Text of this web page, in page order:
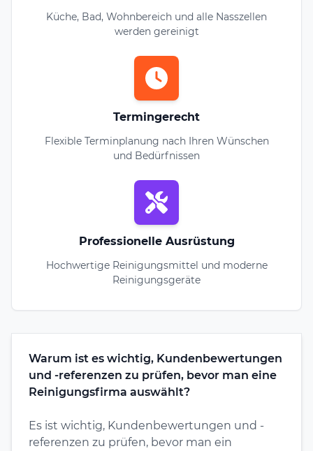
Küche, Bad, Wohnbereich und alle Nasszellen
werden gereinigt
Termingerecht
Flexible Terminplanung nach Ihren Wünschen
und Bedürfnissen
Professionelle Ausrüstung
Hochwertige Reinigungsmittel und moderne
Reinigungsgeräte
Warum ist es wichtig, Kundenbewertungen
und -referenzen zu prüfen, bevor man eine
Reinigungsfirma auswählt?
Es ist wichtig, Kundenbewertungen und -
referenzen zu prüfen, bevor man ein